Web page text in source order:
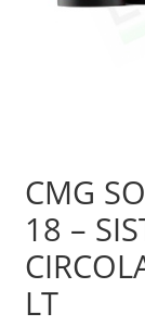
CMG
18 –
LT